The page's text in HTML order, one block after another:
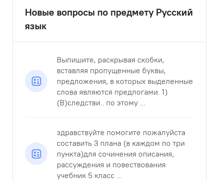
Новые вопросы по предмету Русский
язык
Выпишите, раскрывая скобки,
вставляя пропущенные буквы,
предложения, в которых выделенные
слова являются предлогами. 1)
(В)следстви.. по этому ...
здравствуйте помогите пожалуйста
составить 3 плана (в каждом по три
пункта)для сочинения описания,
рассуждения и повествования
учебник 5 класс ...